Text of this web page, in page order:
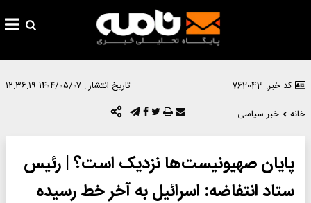
کد خبر: 762043 تاریخ انتشار : ۱۴۰۴/۰۵/۰۷ ۱۲:۳۶:۱۹
خانه
خبر سیاسی
پایان صهیونیست‌ها نزدیک است؟ | رئیس
ستاد انتفاضه: اسرائیل به آخر خط رسیده